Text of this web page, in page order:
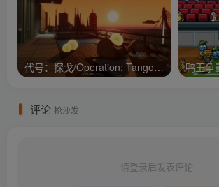
代号：探戈/Operation: Tango/支持网络联机
评论 抢沙发
请登录后发表评论